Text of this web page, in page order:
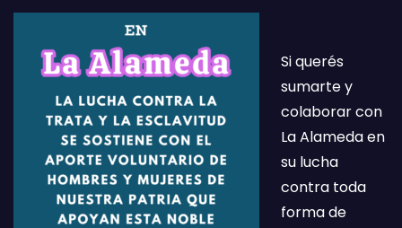
Si querés
sumarte y
colaborar con
La Alameda en
su lucha
contra toda
forma de